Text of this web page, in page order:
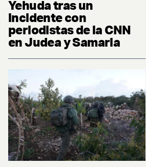
Yehuda tras un
incidente con
periodistas de la CNN
en Judea y Samaria